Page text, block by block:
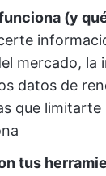
(y
mercado, la
datos de
que limitarte
tus